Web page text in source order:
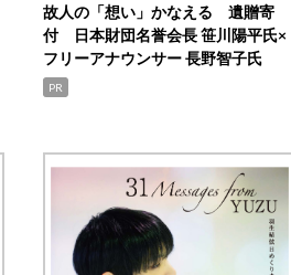
故人の「想い」かなえる 遺贈寄
付 日本財団名誉会長 笹川陽平氏×
フリーアナウンサー 長野智子氏
PR